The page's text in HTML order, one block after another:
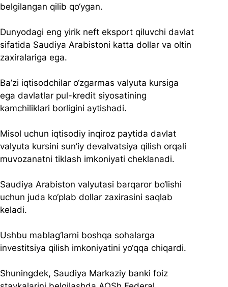
belgilangan qilib qo‘ygan.
Dunyodagi eng yirik neft eksport qiluvchi davlat
sifatida Saudiya Arabistoni katta dollar va oltin
zaxiralariga ega.
Ba’zi iqtisodchilar o‘zgarmas valyuta kursiga
ega davlatlar pul-kredit siyosatining
kamchiliklari borligini aytishadi.
Misol uchun iqtisodiy inqiroz paytida davlat
valyuta kursini sun’iy devalvatsiya qilish orqali
muvozanatni tiklash imkoniyati cheklanadi.
Saudiya Arabiston valyutasi barqaror bo‘lishi
uchun juda ko‘plab dollar zaxirasini saqlab
keladi.
Ushbu mablag‘larni boshqa sohalarga
investitsiya qilish imkoniyatini yo‘qqa chiqardi.
Shuningdek, Saudiya Markaziy banki foiz